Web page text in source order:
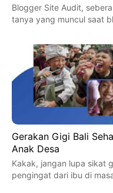
Blogger Site Audit,
tanya yang muncul saat
Gerakan Gigi Bali
Anak Desa
Kakak, jangan lupa sikat
pengingat dari ibu di